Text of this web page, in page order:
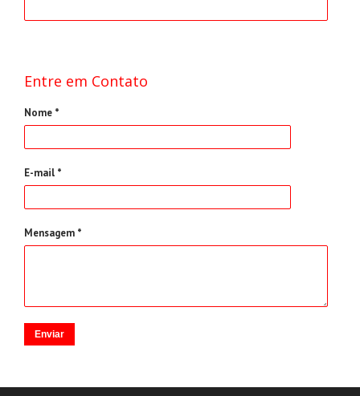
Entre em Contato
Nome *
E-mail *
Mensagem *
Enviar